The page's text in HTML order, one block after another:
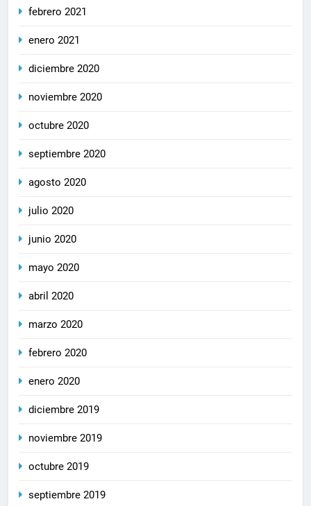
febrero 2021
enero 2021
diciembre 2020
noviembre 2020
octubre 2020
septiembre 2020
agosto 2020
julio 2020
junio 2020
mayo 2020
abril 2020
marzo 2020
febrero 2020
enero 2020
diciembre 2019
noviembre 2019
octubre 2019
septiembre 2019